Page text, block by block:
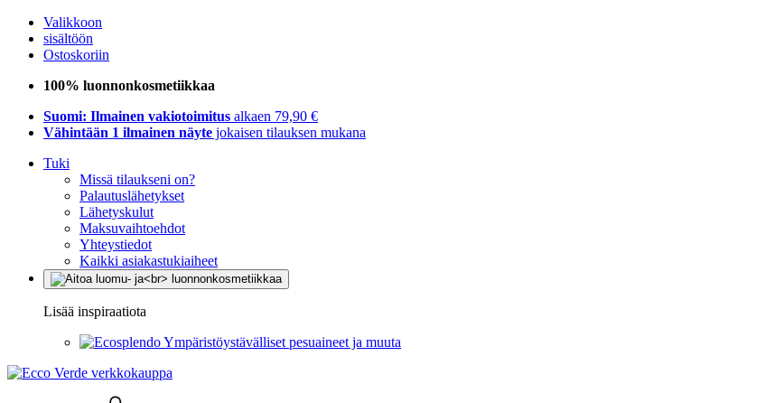
Valikkoon
sisältöön
Ostoskoriin
100% luonnonkosmetiikkaa
Suomi: Ilmainen vakiotoimitus alkaen 79,90 €
Vähintään 1 ilmainen näyte jokaisen tilauksen mukana
Tuki
Missä tilaukseni on?
Palautuslähetykset
Lähetyskulut
Maksuvaihtoehdot
Yhteystiedot
Kaikki asiakastukiaiheet
Lisää inspiraatiota
Ympäristöystävälliset pesuaineet ja muuta